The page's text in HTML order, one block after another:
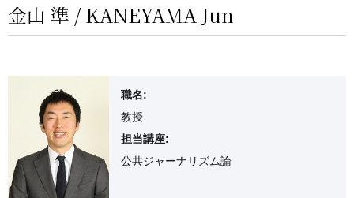
金山 準 / KANEYAMA Jun
職名:
教授
担当講座:
公共ジャーナリズム論